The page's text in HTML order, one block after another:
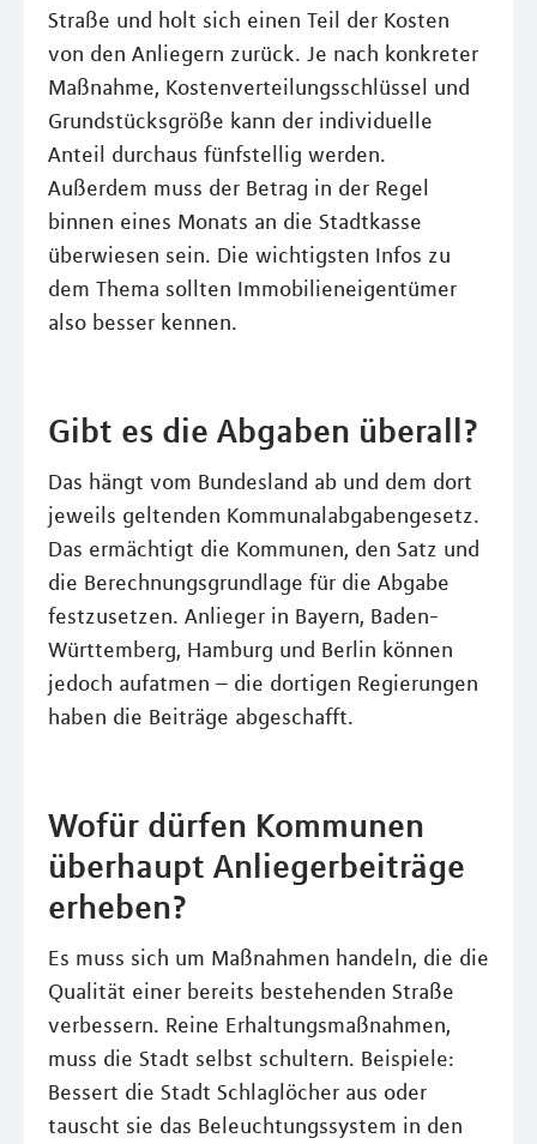
Straße und holt sich einen Teil der Kosten
von den Anliegern zurück. Je nach konkreter
Maßnahme, Kostenverteilungsschlüssel und
Grundstücksgröße kann der individuelle
Anteil durchaus fünfstellig werden.
Außerdem muss der Betrag in der Regel
binnen eines Monats an die Stadtkasse
überwiesen sein. Die wichtigsten Infos zu
dem Thema sollten Immobilieneigentümer
also besser kennen.
Gibt es die Abgaben überall?
Das hängt vom Bundesland ab und dem dort
jeweils geltenden Kommunalabgabengesetz.
Das ermächtigt die Kommunen, den Satz und
die Berechnungsgrundlage für die Abgabe
festzusetzen. Anlieger in Bayern, Baden-
Württemberg, Hamburg und Berlin können
jedoch aufatmen – die dortigen Regierungen
haben die Beiträge abgeschafft.
Wofür dürfen Kommunen
überhaupt Anliegerbeiträge
erheben?
Es muss sich um Maßnahmen handeln, die die
Qualität einer bereits bestehenden Straße
verbessern. Reine Erhaltungsmaßnahmen,
muss die Stadt selbst schultern. Beispiele:
Bessert die Stadt Schlaglöcher aus oder
tauscht sie das Beleuchtungssystem in den